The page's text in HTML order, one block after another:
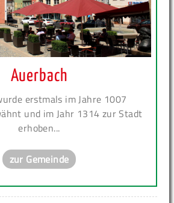
Auerbach
erstmals im Jahre 1007
und im Jahr 1314 zur Stadt
erhoben...
zur Gemeinde